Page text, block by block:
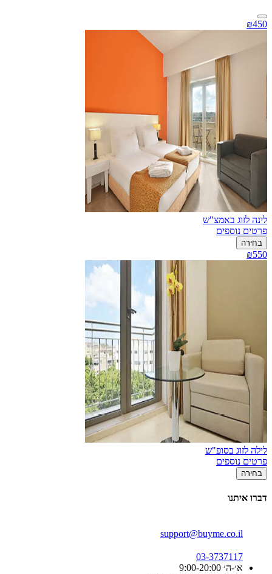
₪450
לינה לזוג באמצ"ש
פרטים נוספים
בחירה
₪550
לילה לזוג בסופ"ש
פרטים נוספים
בחירה
דברו איתנו
support@buyme.co.il
03-3737117
א׳-ה׳ 9:00-20:00